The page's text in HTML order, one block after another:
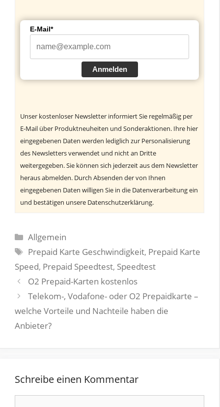
E-Mail*
Anmelden
Unser kostenloser Newsletter informiert Sie regelmäßig per
E-Mail über Produktneuheiten und Sonderaktionen. Ihre hier
eingegebenen Daten werden lediglich zur Personalisierung
des Newsletters verwendet und nicht an Dritte
weitergegeben. Sie können sich jederzeit aus dem Newsletter
heraus abmelden. Durch Absenden der von Ihnen
eingegebenen Daten willigen Sie in die Datenverarbeitung ein
und bestätigen unsere Datenschutzerklärung.
Kategorien
Allgemein
Schlagwörter
Prepaid Karte Geschwindigkeit, Prepaid Karte
Speed, Prepaid Speedtest, Speedtest
O2 Prepaid-Karten kostenlos
Telekom-, Vodafone- oder O2 Prepaidkarte –
welche Vorteile und Nachteile haben die
Anbieter?
Schreibe einen Kommentar